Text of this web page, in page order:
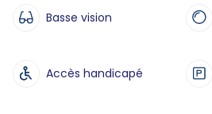
Basse vision
Accès handicapé